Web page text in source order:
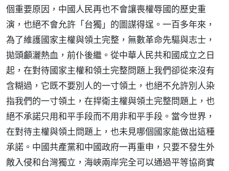
個重要原因，中國人民再也不會讓喪權辱國的歷史重
演，也絕不會允許「台獨」的圖謀得逞。一百多年來，
為了維護國家主權與領土完整，無數革命先驅與志士，
拋頭顱灑熱血，前仆後繼。從中華人民共和國成立之日
起，在對待國家主權和領土完整問題上我們卻從來沒有
含糊過，它既不要別人的一寸領土，也絕不允許別人染
指我們的一寸領土，在捍衛主權與領土完整問題上，也
絕不承諾只用和平手段而不用非和平手段。當今世界，
在對待主權與領土問題上，也未見哪個國家能做出這種
承諾。中國共產黨和中國政府一再重申，只要不發生外
敵入侵和台灣獨立，海峽兩岸完全可以通過平等協商實